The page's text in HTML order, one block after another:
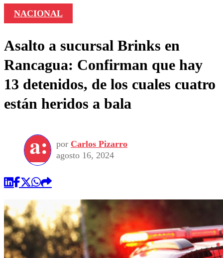
NACIONAL
Asalto a sucursal Brinks en
Rancagua: Confirman que hay
13 detenidos, de los cuales cuatro
están heridos a bala
por Carlos Pizarro
agosto 16, 2024